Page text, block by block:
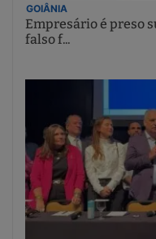
GOIÂNIA
Empresário é preso
falso f...